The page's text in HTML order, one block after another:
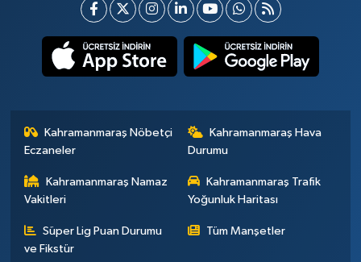
Kahramanmaraş Nöbetçi
Eczaneler
Kahramanmaraş Hava
Durumu
Kahramanmaraş Namaz
Vakitleri
Kahramanmaraş Trafik
Yoğunluk Haritası
Süper Lig Puan Durumu
ve Fikstür
Tüm Manşetler